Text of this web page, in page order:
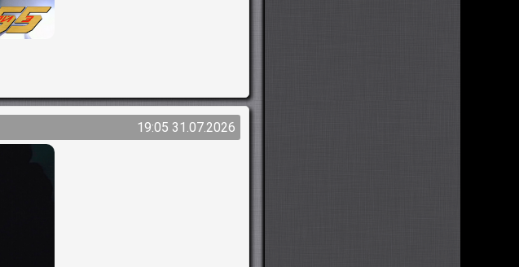
19:05 31.07.2026